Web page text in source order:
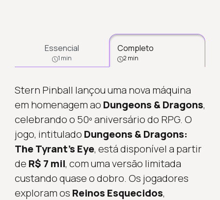
Essencial
1 min
Completo
2 min
Stern Pinball lançou uma nova máquina
em homenagem ao Dungeons & Dragons,
celebrando o 50º aniversário do RPG. O
jogo, intitulado Dungeons & Dragons:
The Tyrant’s Eye, está disponível a partir
de R$ 7 mil, com uma versão limitada
custando quase o dobro. Os jogadores
exploram os Reinos Esquecidos,